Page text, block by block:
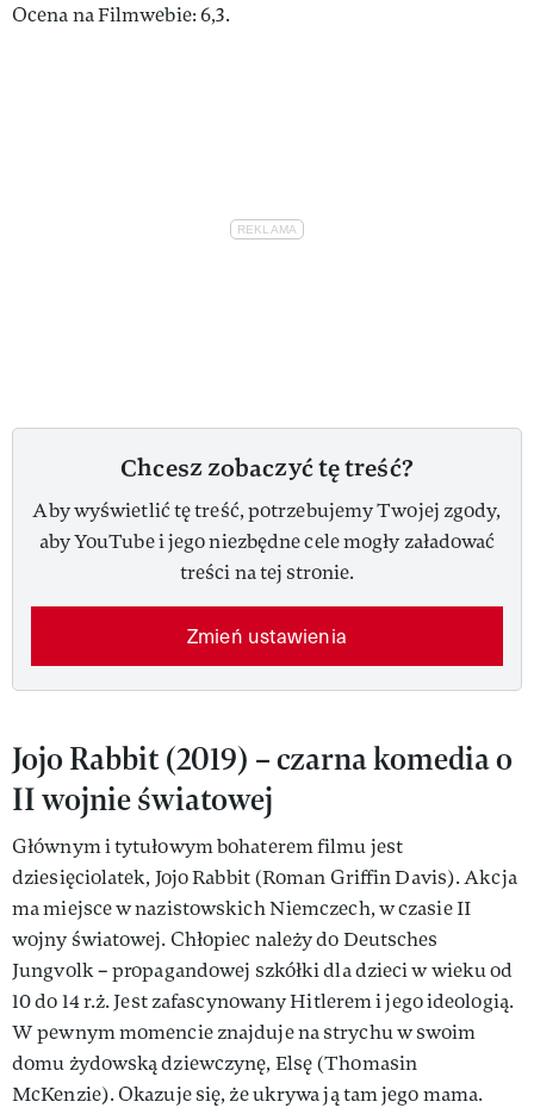
Ocena na Filmwebie: 6,3.
Chcesz zobaczyć tę treść?
Aby wyświetlić tę treść, potrzebujemy Twojej zgody,
aby YouTube i jego niezbędne cele mogły załadować
treści na tej stronie.
Zmień ustawienia
Jojo Rabbit (2019) – czarna komedia o
II wojnie światowej
Głównym i tytułowym bohaterem filmu jest
dziesięciolatek, Jojo Rabbit (Roman Griffin Davis). Akcja
ma miejsce w nazistowskich Niemczech, w czasie II
wojny światowej. Chłopiec należy do Deutsches
Jungvolk – propagandowej szkółki dla dzieci w wieku od
10 do 14 r.ż. Jest zafascynowany Hitlerem i jego ideologią.
W pewnym momencie znajduje na strychu w swoim
domu żydowską dziewczynę, Elsę (Thomasin
McKenzie). Okazuje się, że ukrywa ją tam jego mama.